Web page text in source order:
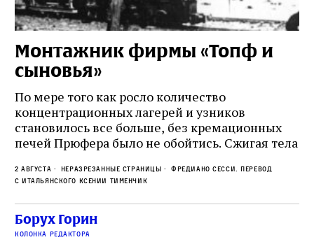
Монтажник фирмы «Топф и
сыновья»
По мере того как росло количество
концентрационных лагерей и узников
становилось все больше, без кремационных
печей Прюфера было не обойтись. Cжигая тела
верны своему архаичному культу смерти, но и
скрывали от населения соседних городов,
сколько узников погибало каждый день в этих
жутких местах
2 августа Неразрезанные страницы
Фредиано Сесси. Перевод
с итальянского Ксении Тименчик
Борух Горин
колонка редактора